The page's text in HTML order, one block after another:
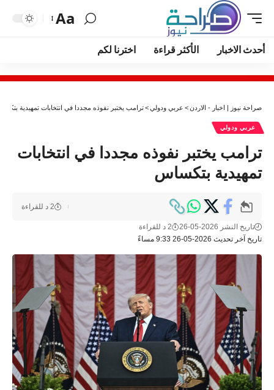
Aa
أحدث الاخبار الأكثر قراءة اخترنا لكم
صراحة نيوز | اخبار - الاردن> عربي ودولي>ترامب يختبر نفوذه مجددا في انتخابات تمهيدية
عربي ودولي
ترامب يختبر نفوذه مجددا في انتخابات
تمهيدية بتكساس
تاريخ آخر تحديث 2026-05-26 9:33 مساءً
تاريخ النشر 2026-05-26 2 د للقراءة
2 د للقراءة